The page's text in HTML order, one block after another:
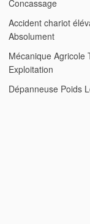
Concassage
Accident chariot
Absolument
Mécanique Agricole
Exploitation
Dépanneuse Poids